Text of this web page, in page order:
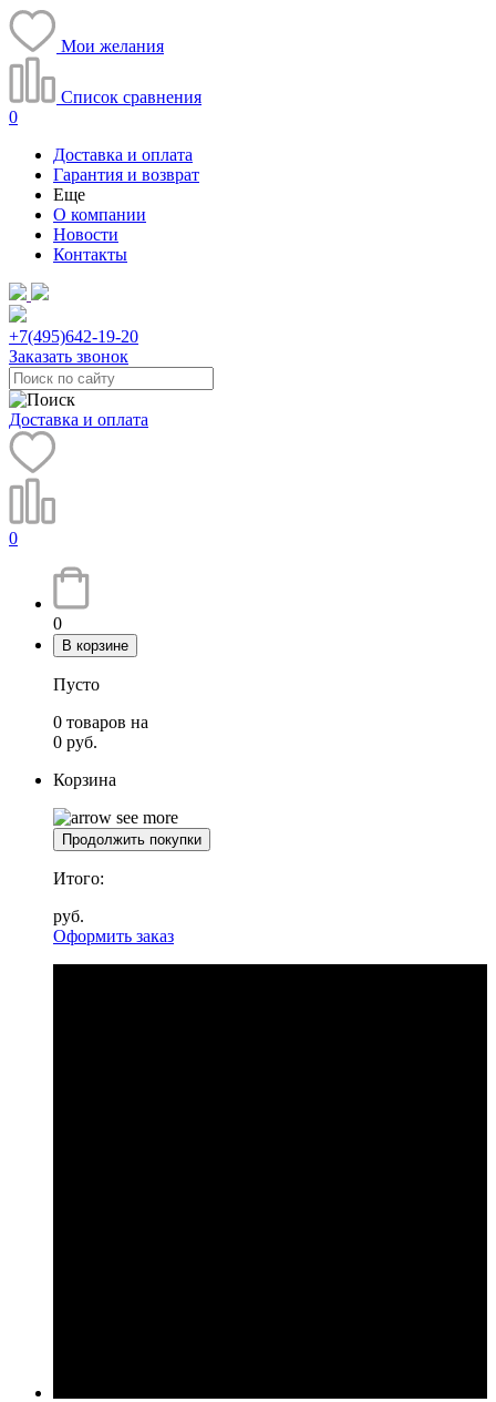
Мои желания
Список сравнения
0
Доставка и оплата
Гарантия и возврат
Еще
О компании
Новости
Контакты
+7(495)642-19-20
Заказать звонок
Доставка и оплата
0
0
В корзине
Пусто
0 товаров на
0 руб.
Корзина
Продолжить покупки
Итого:
руб.
Оформить заказ